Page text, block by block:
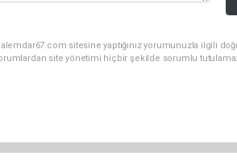
sitesine yaptığınız yorumunuzla ilgili
site yönetimi hiçbir şekilde sorumlu